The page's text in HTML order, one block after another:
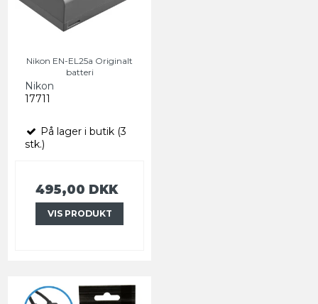
Nikon EN-EL25a Originalt
batteri
Nikon
17711
På lager i butik (3
stk.)
495,00 DKK
VIS PRODUKT